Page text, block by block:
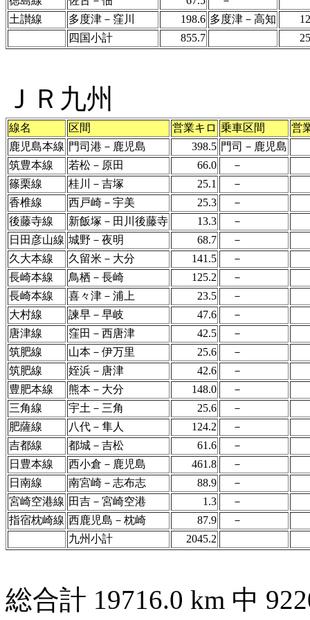
土讃線
多度津－窪川 198.6 多度津－高知
四国小計
855.7
ＪＲ九州
線名 区間 営業キロ 乗車区間
営
鹿児島本線 門司港－鹿児島 398.5 門司－鹿児島
筑豊本線
若松－原田 66.0
－
篠栗線
桂川－吉塚 25.1
－
香椎線
西戸崎－宇美 25.3
－
後藤寺線
新飯塚－田川後藤寺 13.3
－
日田彦山線 城野－夜明 68.7
－
久大本線
久留米－大分 141.5
－
長崎本線
鳥栖－長崎 125.2
－
長崎本線
喜々津－浦上 23.5
－
大村線
諫早－早岐 47.6
－
唐津線
窪田－西唐津 42.5
－
筑肥線
山本－伊万里 25.6
－
筑肥線
姪浜－唐津 42.6
－
豊肥本線
熊本－大分 148.0
－
三角線
宇土－三角 25.6
－
肥薩線
八代－隼人 124.2
－
吉都線
都城－吉松 61.6
－
日豊本線
西小倉－鹿児島 461.8
－
日南線
南宮崎－志布志 88.9
－
宮崎空港線 田吉－宮崎空港 1.3
－
指宿枕崎線 西鹿児島－枕崎 87.9
－
九州小計
2045.2
総合計 19716.0 km 中